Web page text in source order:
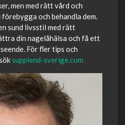
men med rätt vård och
förebygga och behandla dem.
sund livsstil med rätt
din nagelåhälsa och få ett
För fler tips och
supplend-sverige.com